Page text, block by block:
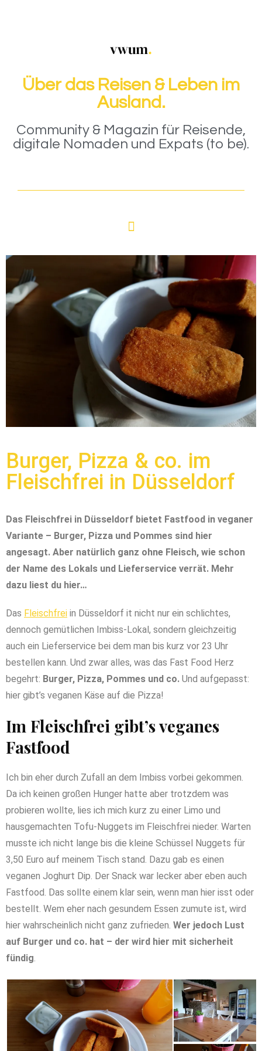
Über das Reisen & Leben im
Ausland.
Community & Magazin für Reisende,
digitale Nomaden und Expats (to be).
Burger, Pizza & co. im
Fleischfrei in Düsseldorf
Das Fleischfrei in Düsseldorf bietet Fastfood in veganer
Variante – Burger, Pizza und Pommes sind hier
angesagt. Aber natürlich ganz ohne Fleisch, wie schon
der Name des Lokals und Lieferservice verrät. Mehr
dazu liest du hier…
Das Fleischfrei in Düsseldorf it nicht nur ein schlichtes,
dennoch gemütlichen Imbiss-Lokal, sondern gleichzeitig
auch ein Lieferservice bei dem man bis kurz vor 23 Uhr
bestellen kann. Und zwar alles, was das Fast Food Herz
begehrt: Burger, Pizza, Pommes und co. Und aufgepasst:
hier gibt’s veganen Käse auf die Pizza!
Im Fleischfrei gibt’s veganes
Fastfood
Ich bin eher durch Zufall an dem Imbiss vorbei gekommen.
Da ich keinen großen Hunger hatte aber trotzdem was
probieren wollte, lies ich mich kurz zu einer Limo und
hausgemachten Tofu-Nuggets im Fleischfrei nieder. Warten
musste ich nicht lange bis die kleine Schüssel Nuggets für
3,50 Euro auf meinem Tisch stand. Dazu gab es einen
veganen Joghurt Dip. Der Snack war lecker aber eben auch
Fastfood. Das sollte einem klar sein, wenn man hier isst oder
bestellt. Wem eher nach gesundem Essen zumute ist, wird
hier wahrscheinlich nicht ganz zufrieden. Wer jedoch Lust
auf Burger und co. hat – der wird hier mit sicherheit
fündig.